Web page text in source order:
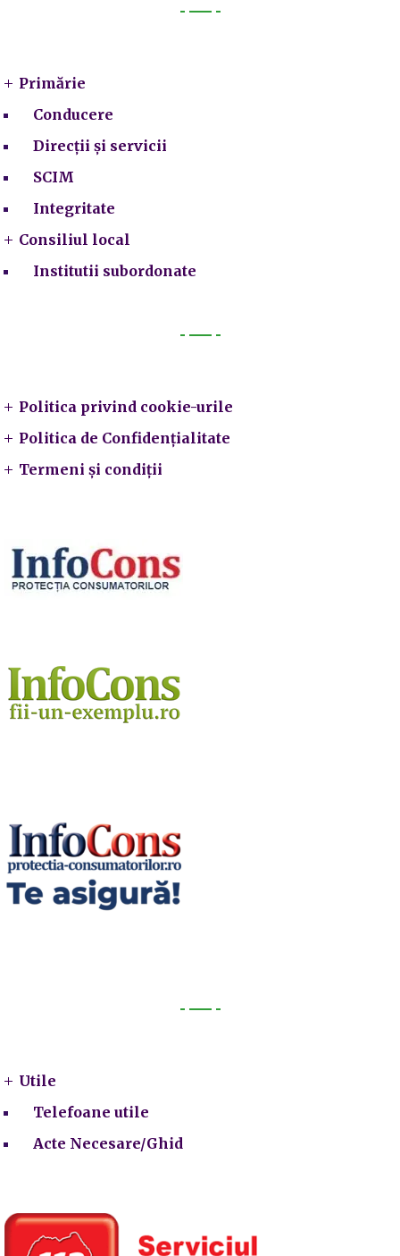
Primărie
Conducere
Direcții și servicii
SCIM
Integritate
Consiliul local
Institutii subordonate
Politica privind cookie-urile
Politica de Confidențialitate
Termeni și condiții
Utile
Telefoane utile
Acte Necesare/Ghid